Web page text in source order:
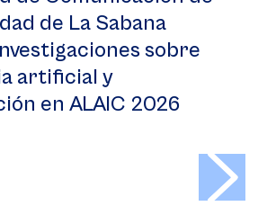
de La Sabana
sobre
artificial y
en ALAIC 2026